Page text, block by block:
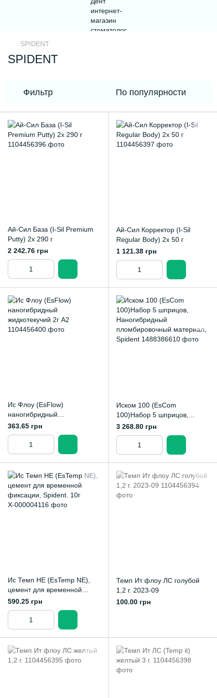
SPIDENT
SPIDENT
Фильтр По популярности
Ай-Сил База (I-Sil Premium
Putty) 2х 290 г
2 242.76 грн
Ай-Сил Корректор (I-Sil
Regular Body) 2х 50 г
1 121.38 грн
Ис Флоу (EsFlow)
наногибридный
жидкотекучий 2г А2
363.65 грн
Иском 100 (EsCom
100)Набор 5 шприцов,
Наногибридный
пломбировочный материал,
Spident
3 268.80 грн
Ис Темп НЕ (EsTemp NE),
цемент для временной
фиксации, Spident. 10г
590.25 грн
Темп Ит флоу ЛС голубой
1,2 г. 2023-09
100.00 грн